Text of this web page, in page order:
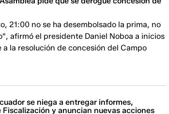
21:00 no se ha desembolsado la prima, no
afirmó el presidente Daniel Noboa a inicios
la resolución de concesión del Campo
se niega a entregar informes,
y anuncian nuevas acciones